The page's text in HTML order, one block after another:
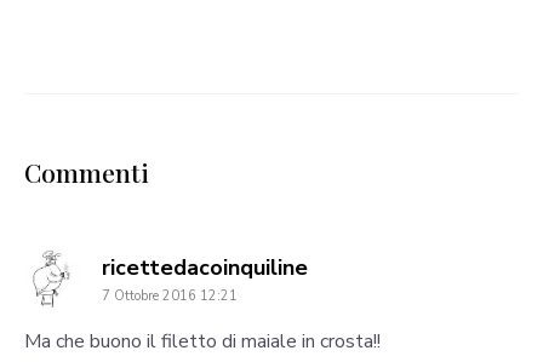
Commenti
ricettedacoinquilinesays:
7 Ottobre 2016 12:21
Ma che buono il filetto di maiale in crosta!!